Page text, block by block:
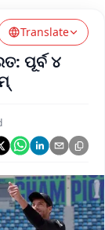
Translate
ପୂର୍ବ ୪